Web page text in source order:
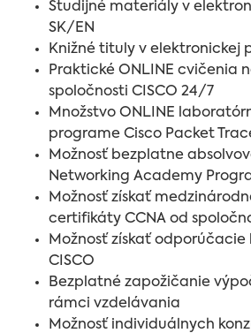
Študijné materiály v
SK/EN
Knižné tituly v elektronickej
Praktické ONLINE cvičenia
spoločnosti CISCO 24/7
Množstvo ONLINE
programe Cisco Packet
Možnosť bezplatne
Networking Academy
Možnosť získať
certifikáty CCNA od
Možnosť získať odporúčacie
CISCO
Bezplatné zapožičanie
rámci vzdelávania
Možnosť individuálnych